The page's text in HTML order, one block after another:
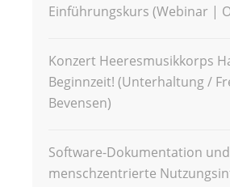
Einführungskurs (Webinar |
Konzert Heeresmusikkorps
Beginnzeit! (Unterhaltung /
Bevensen)
Software-Dokumentation und
menschzentrierte